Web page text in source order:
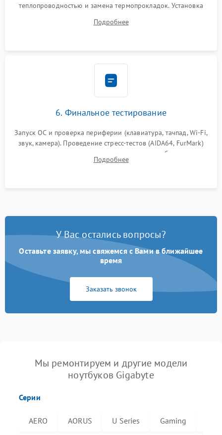
теплопроводностью и замена термопрокладок. Установка
шлейфов, модулей памяти и накопителей. Предварительная
Подробнее
6. Финальное тестирование
Запуск ОС и проверка периферии (клавиатура, тачпад, Wi-Fi,
звук, камера). Проведение стресс-тестов (AIDA64, FurMark)
для контроля температурного режима и стабильности
системы под пиковой нагрузкой.
Подробнее
У Вас остались вопросы?
Оставьте заявку, мы свяжемся с Вами в ближайшее
время
Заказать звонок
Мы ремонтируем и другие модели
ноутбуков Gigabyte
Серии
AERO AORUS U Series Gaming